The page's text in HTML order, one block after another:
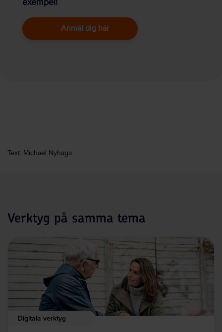
Anmäl dig här
Text: Michael Nyhaga
Verktyg på samma tema
Digitala verktyg